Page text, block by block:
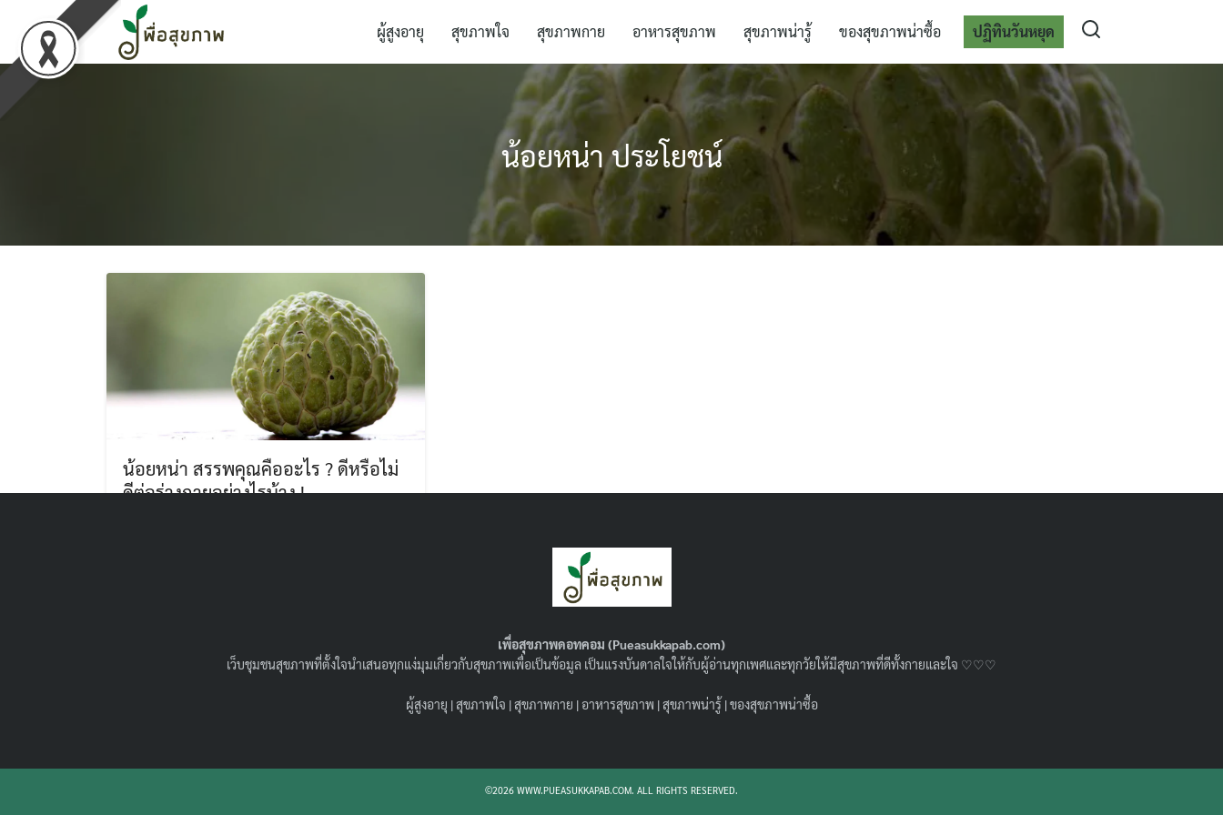
content
ผู้สูงอายุ สุขภาพใจ สุขภาพกาย อาหารสุขภาพ สุขภาพน่ารู้ ของสุขภาพน่าซื้อ ปฏิทินวันหยุด
Search
น้อยหน่า ประโยชน์
น้อยหน่า สรรพคุณคืออะไร ? ดีหรือไม่
ดีต่อร่างกายอย่างไรบ้าง !
เพื่อสุขภาพดอทคอม (Pueasukkapab.com)
เว็บชุมชนสุขภาพที่ตั้งใจนำเสนอทุกแง่มุมเกี่ยวกับสุขภาพเพื่อเป็นข้อมูล เป็นแรงบันดาลใจให้กับผู้อ่านทุกเพศและทุกวัยให้มีสุขภาพที่ดีทั้งกายและใจ ♡♡♡
ผู้สูงอายุ |สุขภาพใจ |สุขภาพกาย |อาหารสุขภาพ |สุขภาพน่ารู้|ของสุขภาพน่าซื้อ
©2026 WWW.PUEASUKKAPAB.COM. ALL RIGHTS RESERVED.